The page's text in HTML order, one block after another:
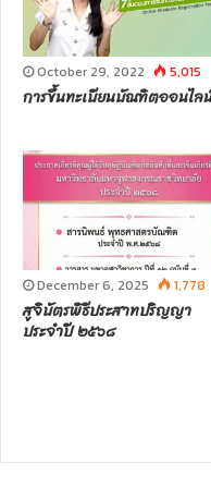
October 29, 2022 5,015
การขึ้นทะเบียนบัณฑิตออนไล
December 6, 2025 1,778
สูจิบัตรพิธีประสาทปริญญา
ประจำปี ๒๕๖๘